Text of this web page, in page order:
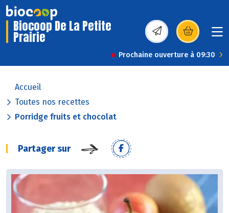
Biocoop De La Petite
Prairie (s’ouvre dans une
Prochaine ouverture à 09:30
Accueil
Toutes nos recettes
Porridge fruits et chocolat
Partager sur